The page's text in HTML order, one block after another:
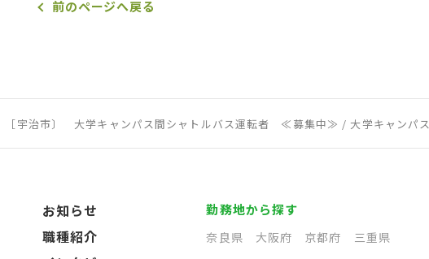
前のページへ戻る
［宇治市〕 大学キャンパス間シャトルバス運転者 ≪募集中≫ / 大学キャンパ
お知らせ
職種紹介
勤務地から探す
奈良県 大阪府 京都府 三重県